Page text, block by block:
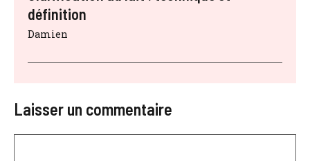
définition
Damien
Laisser un commentaire